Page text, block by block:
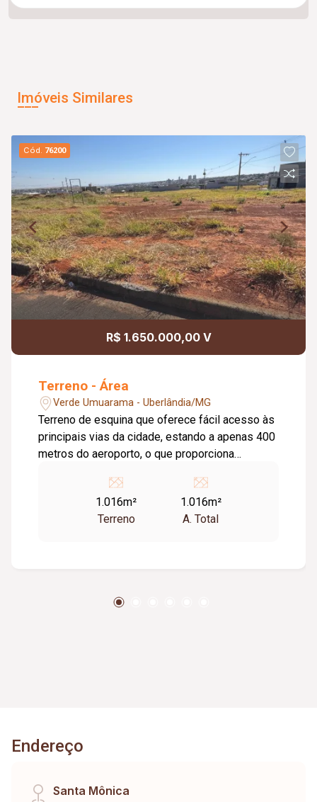
Imóveis Similares
Cód. 76200
R$ 1.650.000,00 V
Terreno - Área
Verde Umuarama - Uberlândia/MG
Terreno de esquina que oferece fácil acesso às
principais vias da cidade, estando a apenas 400
metros do aeroporto, o que proporciona
comodidade para moradores. - Área Total:
1.015,73 m² - Topografia: Plana, facilitando
construções - Infraestrutura: Ruas asfaltadas,
proximidade com o aeroporto e vias de grande
Valorização: Bairro planejado, com ruas largas,
iluminação moderna, paisagismo, em constante
demanda imobiliária.
1.016m²
Terreno
1.016m²
A. Total
Endereço
Santa Mônica